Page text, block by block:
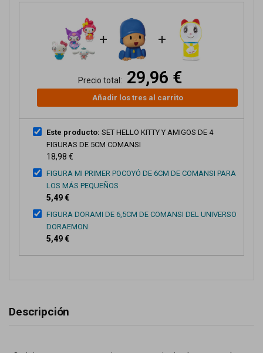
+ +
Precio total: 29,96 €
Añadir los tres al carrito
Este producto: SET HELLO KITTY Y AMIGOS DE 4
FIGURAS DE 5CM COMANSI
18,98 €
FIGURA MI PRIMER POCOYÓ DE 6CM DE COMANSI PARA
LOS MÁS PEQUEÑOS
5,49 €
FIGURA DORAMI DE 6,5CM DE COMANSI DEL UNIVERSO
DORAEMON
5,49 €
Descripción